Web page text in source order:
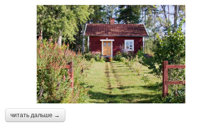
читать дальше →